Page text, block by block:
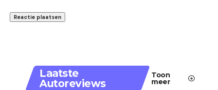
Laatste
Autoreviews
Toon
meer